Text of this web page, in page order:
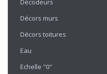
Décodeurs
Décors murs
Décors toitures
Eau
Echelle "0"